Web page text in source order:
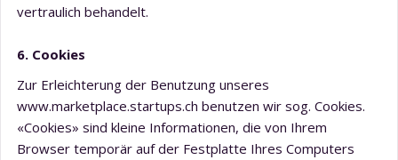
vertraulich behandelt.
6. Cookies
Zur Erleichterung der Benutzung unseres
www.marketplace.startups.ch benutzen wir sog. Cookies.
«Cookies» sind kleine Informationen, die von Ihrem
Browser temporär auf der Festplatte Ihres Computers